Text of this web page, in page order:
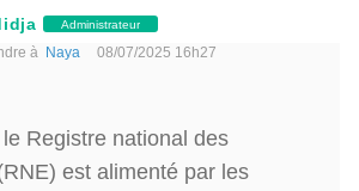
Administrateur
à Naya 08/07/2025 16h27
Registre national des
est alimenté par les